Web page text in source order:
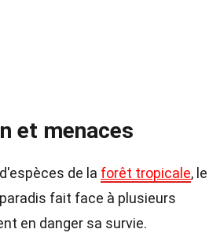
et menaces
de la forêt tropicale, le
fait face à plusieurs
en danger sa survie.